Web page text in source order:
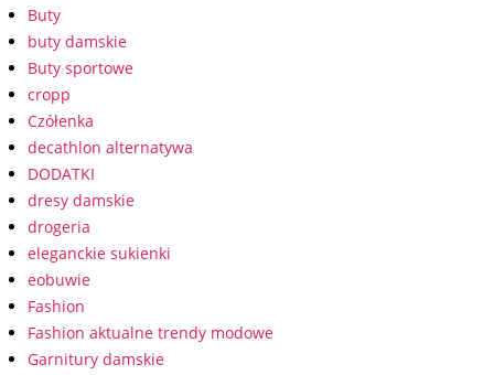
Buty
buty damskie
Buty sportowe
cropp
Czółenka
decathlon alternatywa
DODATKI
dresy damskie
drogeria
eleganckie sukienki
eobuwie
Fashion
Fashion aktualne trendy modowe
Garnitury damskie